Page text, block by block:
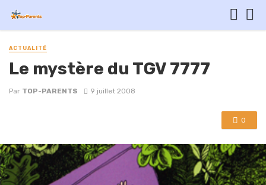
ACTUALITÉ
Le mystère du TGV 7777
Par TOP-PARENTS 9 juillet 2008
0